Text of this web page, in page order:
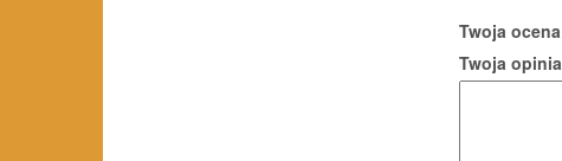
Twoja ocena
Twoja opinia